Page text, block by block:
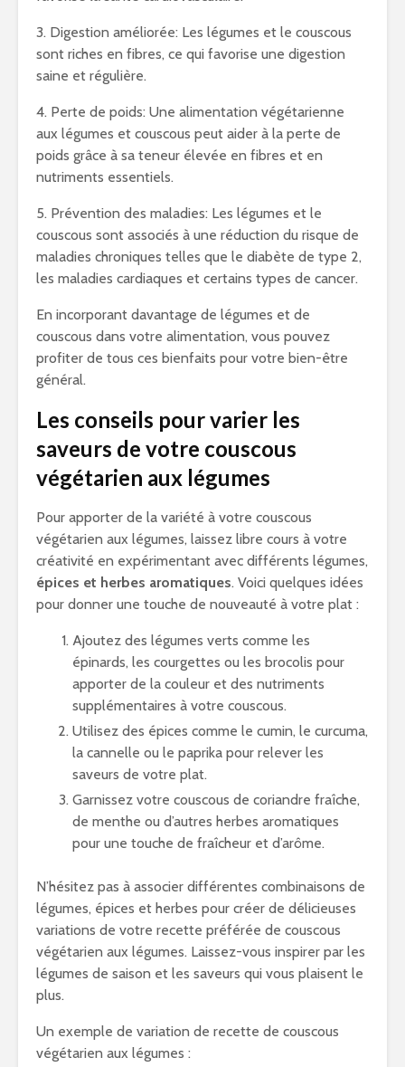
3. Digestion améliorée: Les légumes et le couscous
sont riches en fibres, ce qui favorise une digestion
saine et régulière.
4. Perte de poids: Une alimentation végétarienne
aux légumes et couscous peut aider à la perte de
poids grâce à sa teneur élevée en fibres et en
nutriments essentiels.
5. Prévention des maladies: Les légumes et le
couscous sont associés à une réduction du risque de
maladies chroniques telles que le diabète de type 2,
les maladies cardiaques et certains types de cancer.
En incorporant davantage de légumes et de
couscous dans votre alimentation, vous pouvez
profiter de tous ces bienfaits pour votre bien-être
général.
Les conseils pour varier les
saveurs de votre couscous
végétarien aux légumes
Pour apporter de la variété à votre couscous
végétarien aux légumes, laissez libre cours à votre
créativité en expérimentant avec différents légumes,
épices et herbes aromatiques. Voici quelques idées
pour donner une touche de nouveauté à votre plat :
Ajoutez des légumes verts comme les
épinards, les courgettes ou les brocolis pour
apporter de la couleur et des nutriments
supplémentaires à votre couscous.
Utilisez des épices comme le cumin, le curcuma,
la cannelle ou le paprika pour relever les
saveurs de votre plat.
Garnissez votre couscous de coriandre fraîche,
de menthe ou d’autres herbes aromatiques
pour une touche de fraîcheur et d’arôme.
N’hésitez pas à associer différentes combinaisons de
légumes, épices et herbes pour créer de délicieuses
variations de votre recette préférée de couscous
végétarien aux légumes. Laissez-vous inspirer par les
légumes de saison et les saveurs qui vous plaisent le
plus.
Un exemple de variation de recette de couscous
végétarien aux légumes :